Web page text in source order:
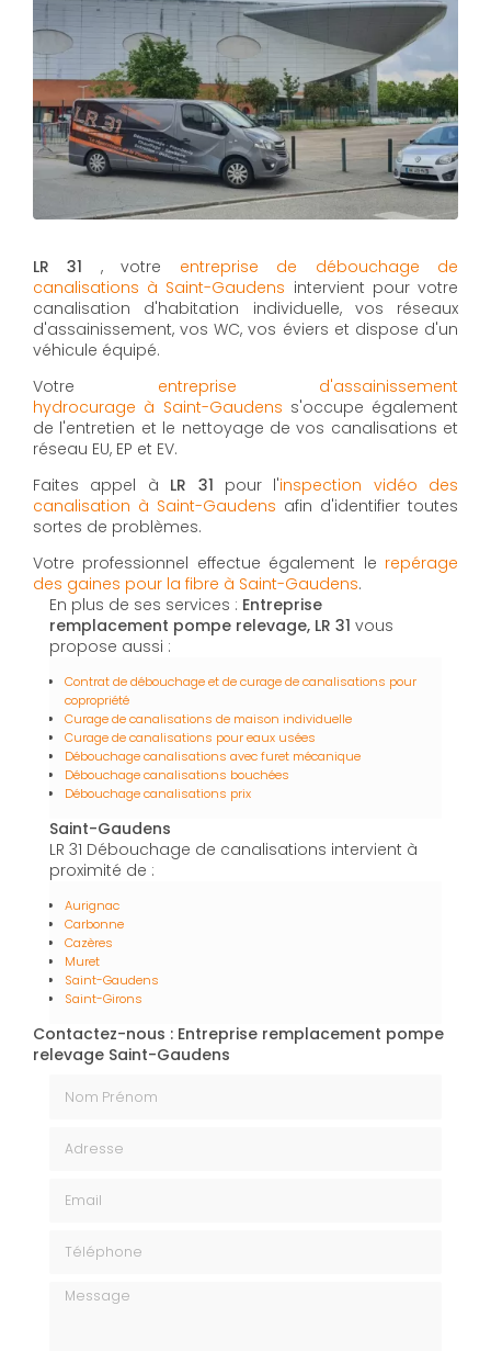
LR 31 , votre entreprise de débouchage de
canalisations à Saint-Gaudens intervient pour votre
canalisation d'habitation individuelle, vos réseaux
d'assainissement, vos WC, vos éviers et dispose d'un
véhicule équipé.
Votre entreprise d'assainissement
hydrocurage à Saint-Gaudens s'occupe également
de l'entretien et le nettoyage de vos canalisations et
réseau EU, EP et EV.
Faites appel à LR 31 pour l'inspection vidéo des
canalisation à Saint-Gaudens afin d'identifier toutes
sortes de problèmes.
Votre professionnel effectue également le repérage
des gaines pour la fibre à Saint-Gaudens.
En plus de ses services : Entreprise
remplacement pompe relevage, LR 31 vous
propose aussi :
Contrat de débouchage et de curage de canalisations pour
copropriété
Curage de canalisations de maison individuelle
Curage de canalisations pour eaux usées
Débouchage canalisations avec furet mécanique
Débouchage canalisations bouchées
Débouchage canalisations prix
Saint-Gaudens
LR 31 Débouchage de canalisations intervient à
proximité de :
Aurignac
Carbonne
Cazères
Muret
Saint-Gaudens
Saint-Girons
Contactez-nous : Entreprise remplacement pompe
relevage Saint-Gaudens
Message